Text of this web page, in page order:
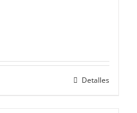
Detalles